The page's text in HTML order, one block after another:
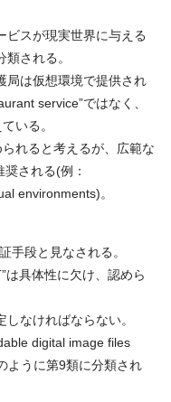
ビスが現実世界に与える
される。
局は仮想環境で提供され
service”ではなく、
いる。
られると考えるが、広範な
される(例：
environments)。
手段と見なされる。
は具体性に欠け、認めら
なければならない。
digital image files
ように第9類に分類され